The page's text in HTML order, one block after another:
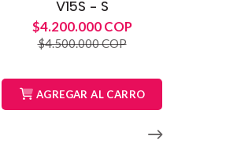
V15S - S
$4.200.000 COP
$4.500.000 COP
AGREGAR AL CARRO